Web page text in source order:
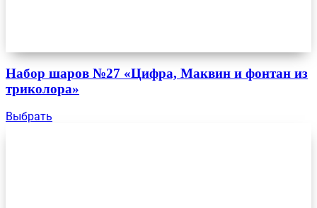
Набор шаров №27 «Цифра, Маквин и фонтан из
триколора»
Выбрать